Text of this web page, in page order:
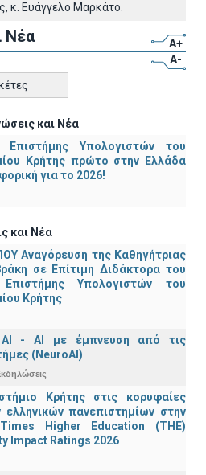
κ. Ευάγγελο Μαρκάτο.
Νέα
A+
A-
και Νέα
Υπολογιστών του
Κρήτης πρώτο στην Ελλάδα
για το 2026!
και Νέα
Αναγόρευση της Καθηγήτριας
σε Επίτιμη Διδάκτορα του
Υπολογιστών του
Κρήτης
- ΑΙ με έμπνευση από τις
(NeuroAI)
Κρήτης στις κορυφαίες
ελληνικών πανεπιστημίων στην
Higher Education (ΤΗΕ)
Impact Ratings 2026